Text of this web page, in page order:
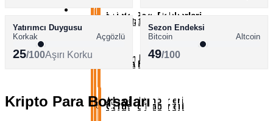
XRP Haberleri
Solana Haberleri
Cardano Haberleri
Kripto Para Rehberleri
Bitcoin Rehberleri
Altcoin Rehberleri
SÖZLÜK
Yatırımcı Duygusu
Korkak
Açgözlü
25/100Aşırı Korku
Sezon Endeksi
Bitcoin
Altcoin
49/100
Kripto Para Borsaları